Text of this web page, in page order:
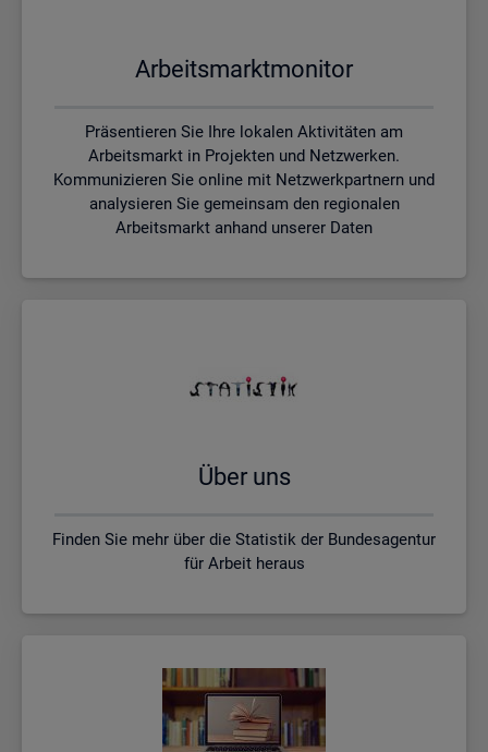
Ar­beits­markt­mo­ni­tor
Präsentieren Sie Ihre lokalen Aktivitäten am
Arbeitsmarkt in Projekten und Netzwerken.
Kommunizieren Sie online mit Netzwerkpartnern und
analysieren Sie gemeinsam den regionalen
Arbeitsmarkt anhand unserer Daten
Über uns
Finden Sie mehr über die Statistik der Bundesagentur
für Arbeit heraus